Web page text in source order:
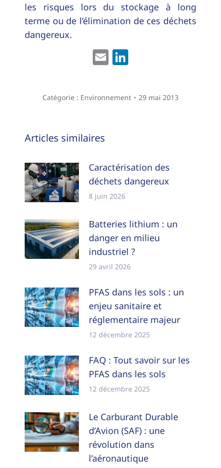
les risques lors du stockage à long
terme ou de l’élimination de ces déchets
dangereux.
Email
Catégorie : Environnement 29 mai 2013
Navigation
article
Articles similaires
Caractérisation des
déchets dangereux
8 juin 2026
Batteries lithium : un
danger en milieu
industriel ?
29 avril 2026
PFAS dans les sols : un
enjeu sanitaire et
réglementaire majeur
12 décembre 2025
FAQ : Tout savoir sur les
PFAS dans les sols
12 décembre 2025
Le Carburant Durable
d’Avion (SAF) : une
révolution dans
l’aéronautique